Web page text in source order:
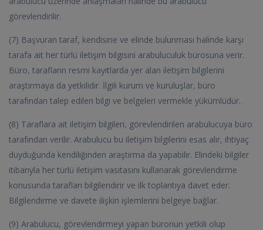
görevlendirilir.
(7) Başvuran taraf, kendisine ve elinde bulunması halinde karşı
tarafa ait her türlü iletişim bilgisini arabuluculuk bürosuna verir.
Büro, tarafların resmi kayıtlarda yer alan iletişim bilgilerini
araştırmaya da yetkilidir. İlgili kurum ve kuruluşlar, büro
tarafından talep edilen bilgi ve belgeleri vermekle yükümlüdür.
(8) Taraflara ait iletişim bilgileri, görevlendirilen arabulucuya büro
tarafından verilir. Arabulucu bu iletişim bilgilerini esas alır, ihtiyaç
duyduğunda kendiliğinden araştırma da yapabilir. Elindeki bilgiler
itibarıyla her türlü iletişim vasıtasını kullanarak görevlendirme
konusunda tarafları bilgilendirir ve ilk toplantıya davet eder.
Bilgilendirme ve davete ilişkin işlemlerini belgeye bağlar.
(9) Arabulucu, görevlendirmeyi yapan büronun yetkili olup